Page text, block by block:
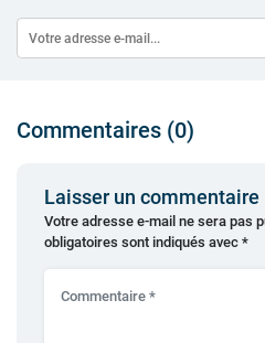
Commentaires (0)
Laisser un commentaire
Votre adresse e-mail ne sera pas
obligatoires sont indiqués avec *